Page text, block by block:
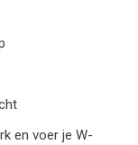
en voer je W-